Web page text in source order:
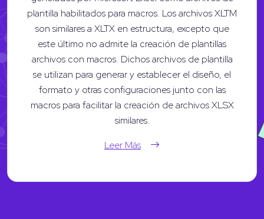
plantilla habilitados para macros. Los archivos XLTM
son similares a XLTX en estructura, excepto que
este último no admite la creación de plantillas
archivos con macros. Dichos archivos de plantilla
se utilizan para generar y establecer el diseño, el
formato y otras configuraciones junto con las
macros para facilitar la creación de archivos XLSX
similares.
Leer Más